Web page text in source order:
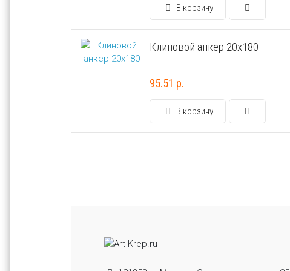
В корзину
Клиновой анкер 20х180
95.51 р.
В корзину